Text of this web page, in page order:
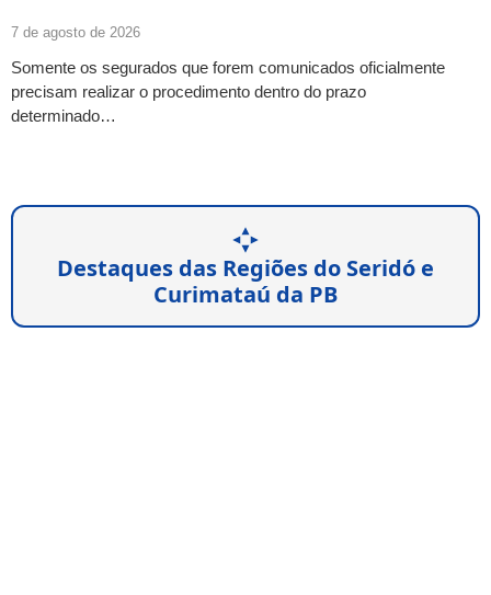
7 de agosto de 2026
Somente os segurados que forem comunicados oficialmente
precisam realizar o procedimento dentro do prazo
determinado…
Destaques das Regiões do Seridó e
Curimataú da PB